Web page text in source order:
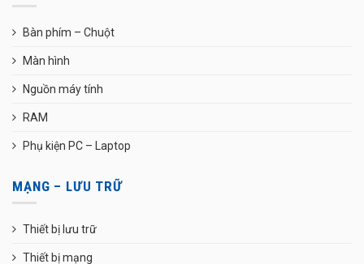
Bàn phím – Chuột
Màn hình
Nguồn máy tính
RAM
Phụ kiện PC – Laptop
MẠNG – LƯU TRỮ
Thiết bị lưu trữ
Thiết bị mạng